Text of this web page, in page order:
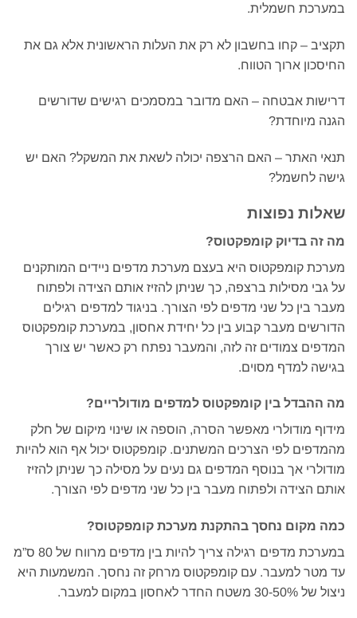
במערכת חשמלית.
תקציב – קחו בחשבון לא רק את העלות הראשונית אלא גם את
החיסכון ארוך הטווח.
דרישות אבטחה – האם מדובר במסמכים רגישים שדורשים
הגנה מיוחדת?
תנאי האתר – האם הרצפה יכולה לשאת את המשקל? האם יש
גישה לחשמל?
שאלות נפוצות
מה זה בדיוק קומפקטוס?
מערכת קומפקטוס היא בעצם מערכת מדפים ניידים המותקנים
על גבי מסילות ברצפה, כך שניתן להזיז אותם הצידה ולפתוח
מעבר בין כל שני מדפים לפי הצורך. בניגוד למדפים רגילים
הדורשים מעבר קבוע בין כל יחידת אחסון, במערכת קומפקטוס
המדפים צמודים זה לזה, והמעבר נפתח רק כאשר יש צורך
בגישה למדף מסוים.
מה ההבדל בין קומפקטוס למדפים מודולריים?
מידוף מודולרי מאפשר הסרה, הוספה או שינוי מיקום של חלק
מהמדפים לפי הצרכים המשתנים. קומפקטוס יכול אף הוא להיות
מודולרי אך בנוסף המדפים גם נעים על מסילה כך שניתן להזיז
אותם הצידה ולפתוח מעבר בין כל שני מדפים לפי הצורך.
כמה מקום נחסך בהתקנת מערכת קומפקטוס?
במערכת מדפים רגילה צריך להיות בין מדפים מרווח של 80 ס”מ
עד מטר למעבר. עם קומפקטוס מרחק זה נחסך. המשמעות היא
ניצול של 30-50% משטח החדר לאחסון במקום למעבר.